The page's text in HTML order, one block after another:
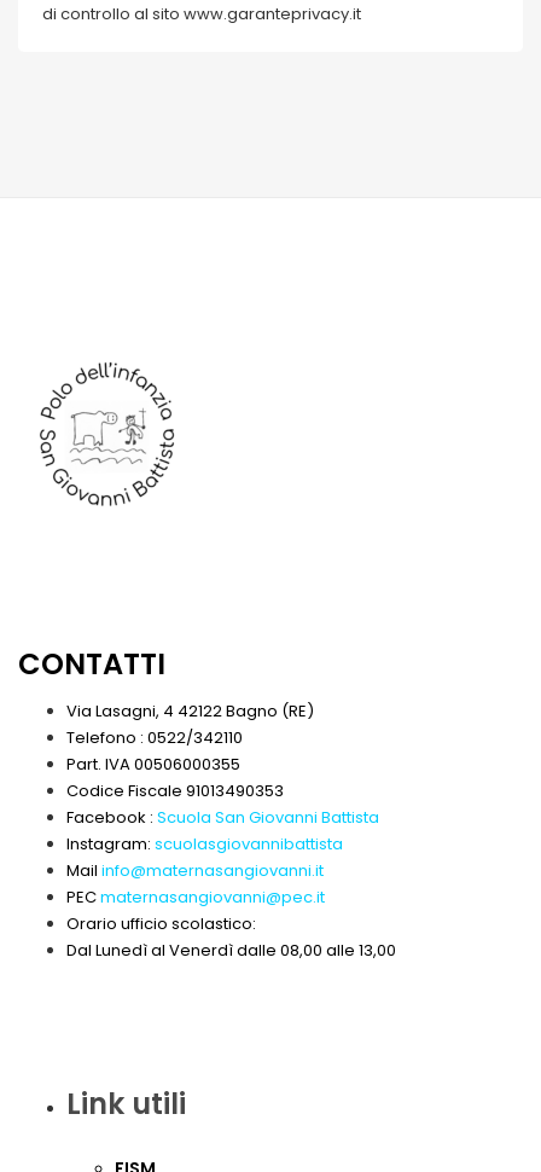
di controllo al sito www.garanteprivacy.it
CONTATTI
Via Lasagni, 4 42122 Bagno (RE)
Telefono : 0522/342110
Part. IVA 00506000355
Codice Fiscale 91013490353
Facebook : Scuola San Giovanni Battista
Instagram: scuolasgiovannibattista
Mail info@maternasangiovanni.it
PECmaternasangiovanni@pec.it
Orario ufficio scolastico:
Dal Lunedì al Venerdì dalle 08,00 alle 13,00
Link utili